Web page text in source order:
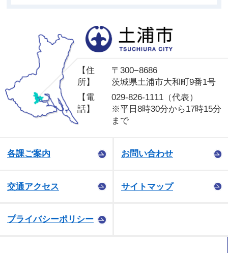
【住
所】
〒300−8686
茨城県土浦市大和町9番1号
【電
話】
029-826-1111（代表）
※平日8時30分から17時15分
まで
各課ご案内 お問い合わせ
交通アクセス サイトマップ
プライバシーポリシー